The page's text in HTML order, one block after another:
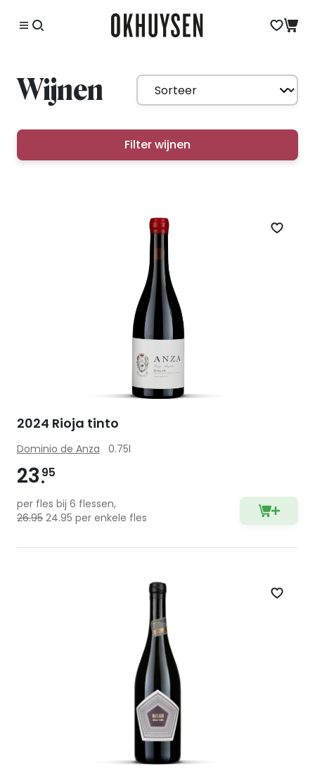
Wijnen
Filter wijnen
Zet
2024 Rioja tinto
Dominio de Anza 0.75l
23 95
per fles bij 6 flessen,
26.95 24.95 per enkele fles
Zet